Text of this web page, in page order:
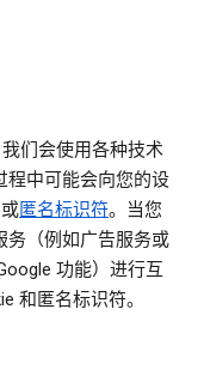
们会使用各种技术
程中可能会向您的设
或匿名标识符。当您
务（例如广告服务或
功能）进行互
和匿名标识符。